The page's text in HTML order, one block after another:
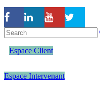
Espace Client
Espace Intervenant